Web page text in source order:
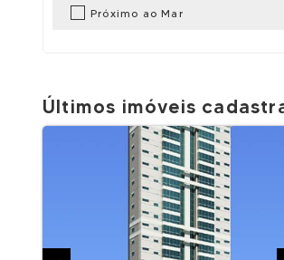
Próximo ao Mar
Últimos imóveis